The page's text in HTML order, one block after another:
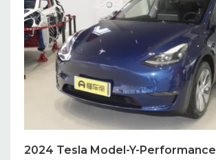
2024 Tesla Model-Y-Performance